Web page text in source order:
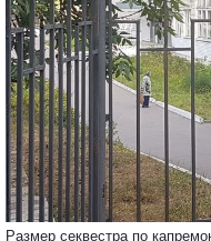
Размер секвестра по